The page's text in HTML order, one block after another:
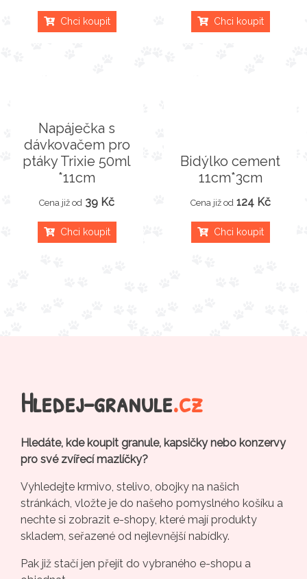
Chci koupit Chci koupit
Napáječka s
dávkovačem pro
ptáky Trixie 50ml
*11cm
Cena již od 39 Kč
Chci koupit
Bidýlko cement
11cm*3cm
Cena již od 124 Kč
Chci koupit
Hledej-granule.cz
Hledáte, kde koupit granule, kapsičky nebo konzervy
pro své zvířecí mazlíčky?
Vyhledejte krmivo, stelivo, obojky na našich
stránkách, vložte je do našeho pomyslného košíku a
nechte si zobrazit e-shopy, které mají produkty
skladem, seřazené od nejlevnější nabídky.
Pak již stačí jen přejít do vybraného e-shopu a